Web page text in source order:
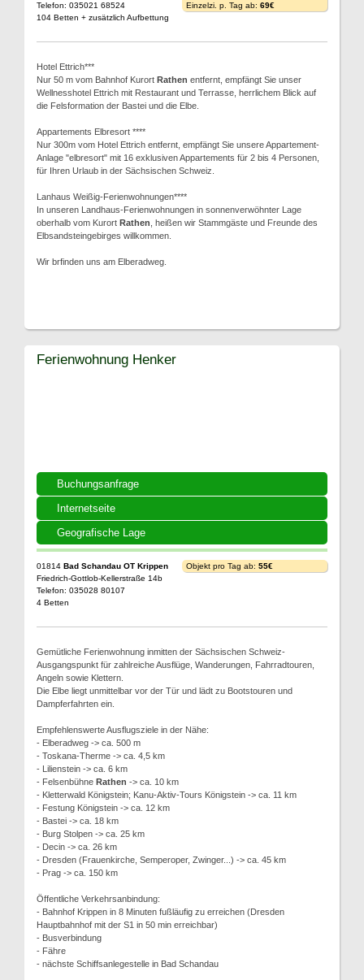
Telefon: 035021 68524
104 Betten + zusätzlich Aufbettung
Einzelzi. p. Tag ab: 69€
Hotel Ettrich***
Nur 50 m vom Bahnhof Kurort Rathen entfernt, empfängt Sie unser
Wellnesshotel Ettrich mit Restaurant und Terrasse, herrlichem Blick auf
die Felsformation der Bastei und die Elbe.
Appartements Elbresort ****
Nur 300m vom Hotel Ettrich entfernt, empfängt Sie unsere Appartement-
Anlage "elbresort" mit 16 exklusiven Appartements für 2 bis 4 Personen,
für Ihren Urlaub in der Sächsischen Schweiz.
Lanhaus Weißig-Ferienwohnungen****
In unseren Landhaus-Ferienwohnungen in sonnenverwöhnter Lage
oberhalb vom Kurort Rathen , heißen wir Stammgäste und Freunde des
Elbsandsteingebirges willkommen.
Wir brfinden uns am Elberadweg.
Buchungsanfrage
Internetseite
Geografische Lage
Ferienwohnung Henker
01814 Bad Schandau OT Krippen
Friedrich-Gottlob-Kellerstraße 14b
Telefon: 035028 80107
4 Betten
Objekt pro Tag ab: 55€
Gemütliche Ferienwohnung inmitten der Sächsischen Schweiz-
Ausgangspunkt für zahlreiche Ausflüge, Wanderungen, Fahrradtouren,
Angeln sowie Klettern.
Die Elbe liegt unmittelbar vor der Tür und lädt zu Bootstouren und
Dampferfahrten ein.
Empfehlenswerte Ausflugsziele in der Nähe:
- Elberadweg -> ca. 500 m
- Toskana-Therme -> ca. 4,5 km
- Lilienstein -> ca. 6 km
- Felsenbühne Rathen -> ca. 10 km
- Kletterwald Königstein; Kanu-Aktiv-Tours Königstein -> ca. 11 km
- Festung Königstein -> ca. 12 km
- Bastei -> ca. 18 km
- Burg Stolpen -> ca. 25 km
- Decin -> ca. 26 km
- Dresden (Frauenkirche, Semperoper, Zwinger...) -> ca. 45 km
- Prag -> ca. 150 km
Öffentliche Verkehrsanbindung:
- Bahnhof Krippen in 8 Minuten fußläufig zu erreichen (Dresden
Hauptbahnhof mit der S1 in 50 min erreichbar)
- Busverbindung
- Fähre
- nächste Schiffsanlegestelle in Bad Schandau